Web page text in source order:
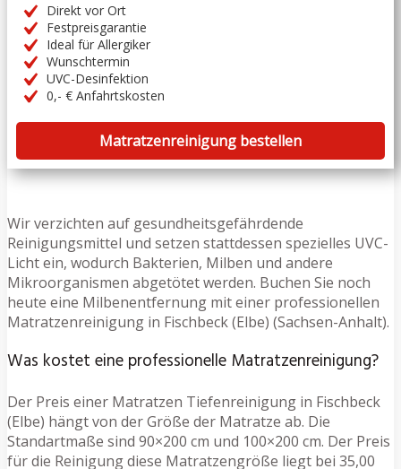
Direkt vor Ort
Festpreisgarantie
Ideal für Allergiker
Wunschtermin
UVC-Desinfektion
0,- € Anfahrtskosten
Matratzenreinigung bestellen
Wir verzichten auf gesundheitsgefährdende
Reinigungsmittel und setzen stattdessen spezielles UVC-
Licht ein, wodurch Bakterien, Milben und andere
Mikroorganismen abgetötet werden. Buchen Sie noch
heute eine Milbenentfernung mit einer professionellen
Matratzenreinigung in Fischbeck (Elbe) (Sachsen-Anhalt).
Was kostet eine professionelle Matratzenreinigung?
Der Preis einer Matratzen Tiefenreinigung in Fischbeck
(Elbe) hängt von der Größe der Matratze ab. Die
Standartmaße sind 90×200 cm und 100×200 cm. Der Preis
für die Reinigung diese Matratzengröße liegt bei 35,00